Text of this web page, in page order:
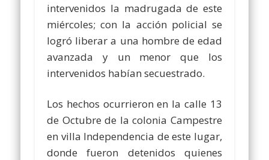
intervenidos la madrugada de este
miércoles; con la acción policial se
logró liberar a una hombre de edad
avanzada y un menor que los
intervenidos habían secuestrado.
Los hechos ocurrieron en la calle 13
de Octubre de la colonia Campestre
en villa Independencia de este lugar,
donde fueron detenidos quienes